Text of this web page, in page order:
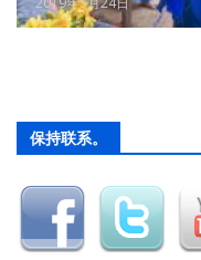
保持联系。